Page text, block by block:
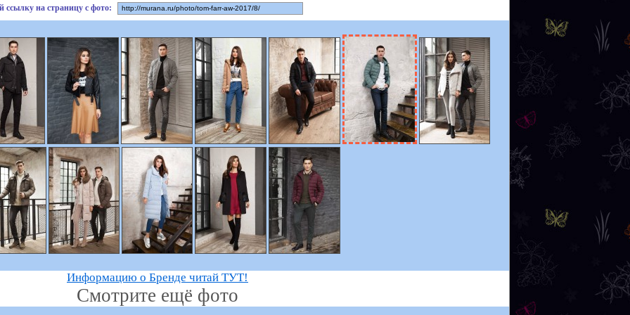
ссылку на страницу с фото:
Информацию о Бренде читай ТУТ!
Смотрите ещё фото